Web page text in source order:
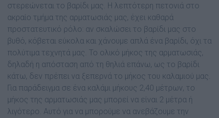
στερεώνεται το βαρίδι μας. Η λεπτότερη πετονιά στο
ακραίο τμήμα της αρματωσιάς μας, έχει καθαρά
προστατευτικό ρόλο: αν σκαλώσει το βαρίδι μας στο
βυθό, κόβεται εύκολα και χάνουμε απλά ένα βαρίδι, όχι τα
πολύτιμα τεχνητά μας. Το ολικό μήκος της αρματωσιάς,
δηλαδή η απόσταση από τη θηλιά επάνω, ως το βαρίδι
κάτω, δεν πρέπει να ξεπερνά το μήκος του καλαμιού μας.
Για παράδειγμα σε ένα καλάμι μήκους 2,40 μέτρων, το
μήκος της αρματωσιάς μας μπορεί να είναι 2 μέτρα ή
λιγότερο. Αυτό για να μπορούμε να ανεβάζουμε την